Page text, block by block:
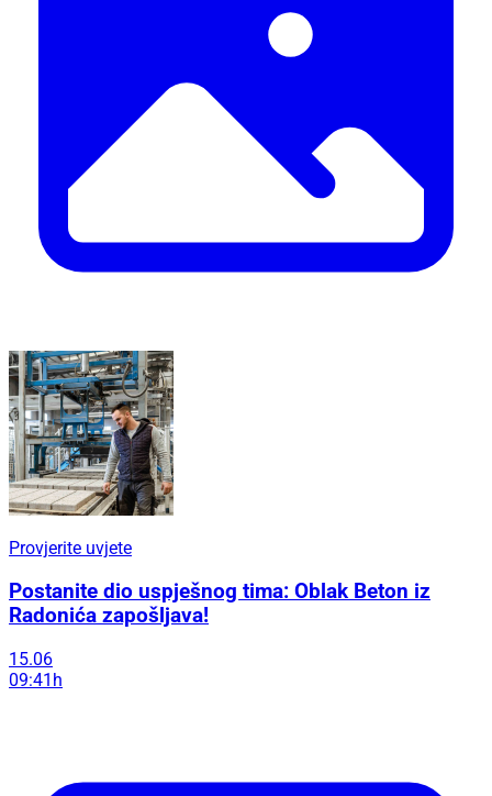
Provjerite uvjete
Postanite dio uspješnog tima: Oblak Beton iz
Radonića zapošljava!
15.06
09:41h